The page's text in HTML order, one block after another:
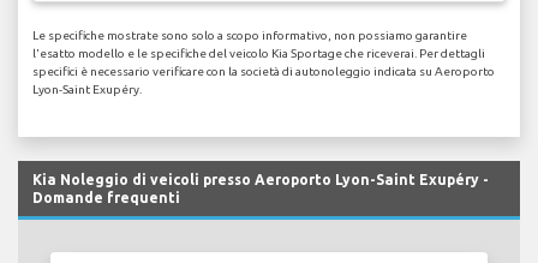
Le specifiche mostrate sono solo a scopo informativo, non possiamo garantire
l'esatto modello e le specifiche del veicolo Kia Sportage che riceverai. Per dettagli
specifici è necessario verificare con la società di autonoleggio indicata su Aeroporto
Lyon-Saint Exupéry.
Kia Noleggio di veicoli presso Aeroporto Lyon-Saint Exupéry -
Domande frequenti